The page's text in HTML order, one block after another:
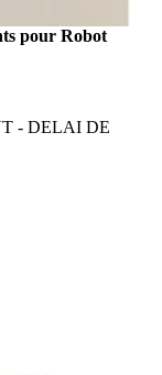
pour Robot
- DELAI DE